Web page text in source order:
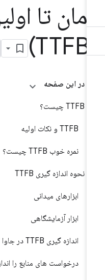
تا
در این صفحه
TTFB چیست؟
TTFB و نکات اولیه
نمره خوب TTFB چیست؟
نحوه اندازه گیری TTFB
ابزارهای میدانی
ابزار آزمایشگاهی
اندازه گیری TTFB در جاوا اسکریپت
درخواست های منابع را اندازه